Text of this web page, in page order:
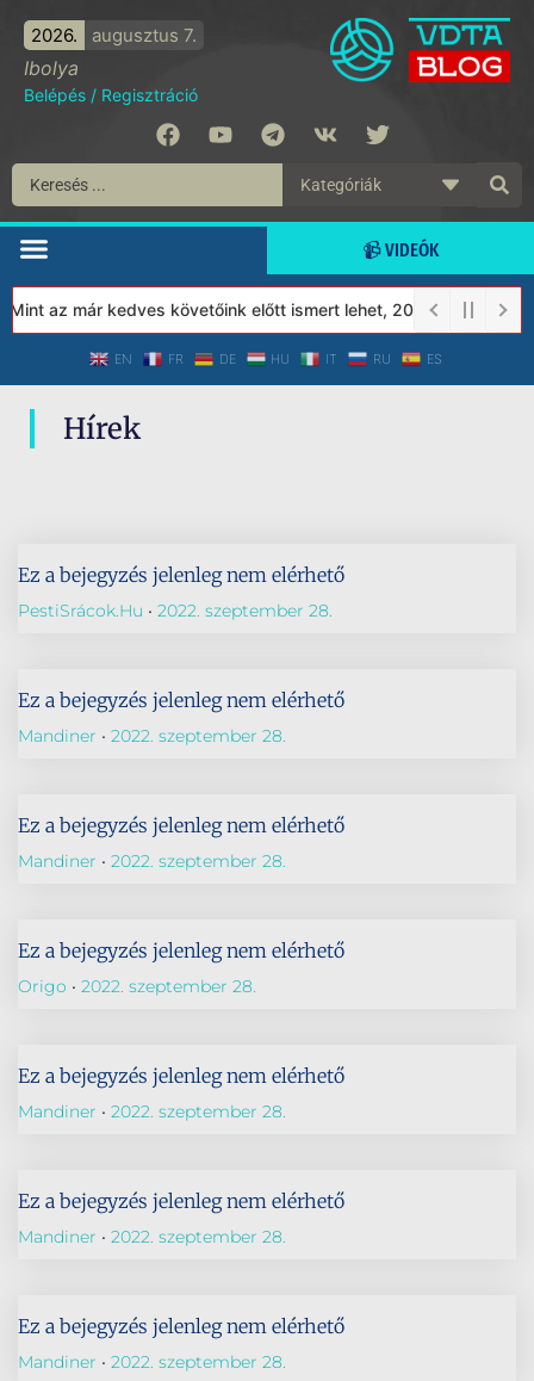
2026. augusztus 7.
Ibolya
Belépés / Regisztráció
📹 VIDEÓK
az már kedves követőink előtt ismert lehet, 2023-tól a
EN FR DE HU IT RU ES
Hírek
Ez a bejegyzés jelenleg nem elérhető
PestiSrácok.hu 2022. szeptember 28.
Ez a bejegyzés jelenleg nem elérhető
Mandiner 2022. szeptember 28.
Ez a bejegyzés jelenleg nem elérhető
Mandiner 2022. szeptember 28.
Ez a bejegyzés jelenleg nem elérhető
Origo 2022. szeptember 28.
Ez a bejegyzés jelenleg nem elérhető
Mandiner 2022. szeptember 28.
Ez a bejegyzés jelenleg nem elérhető
Mandiner 2022. szeptember 28.
Ez a bejegyzés jelenleg nem elérhető
Mandiner 2022. szeptember 28.